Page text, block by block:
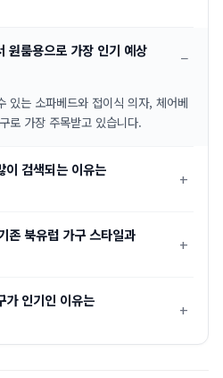
룸용으로 가장 인기 예상
있는 소파베드와 접이식 의자, 체어베
로 가장 주목받고 있습니다.
이 검색되는 이유는
북유럽 가구 스타일과
가 인기인 이유는